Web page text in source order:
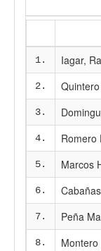
1. Iagar,
2.
3.
4. Romero
5. Marcos
6.
7. Peña
8.